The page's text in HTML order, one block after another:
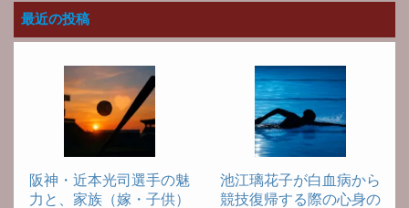
最近の投稿
阪神・近本光司選手の魅
力と、家族（嫁・子供）
池江璃花子が白血病から
競技復帰する際の心身の